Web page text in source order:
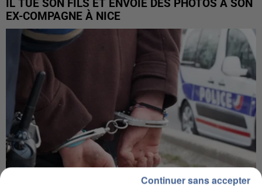
IL TUE SON FILS ET ENVOIE DES PHOTOS À SON
EX-COMPAGNE À NICE
Continuer sans accepter